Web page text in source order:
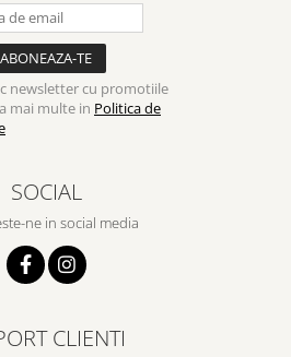
newsletter cu promotiile
mai multe in Politica de
SOCIAL
ne in social media
CLIENTI